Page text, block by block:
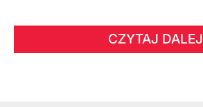
CZYTAJ DALEJ